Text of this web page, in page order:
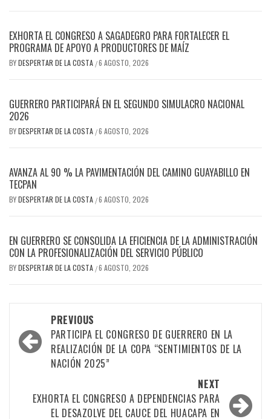
EXHORTA EL CONGRESO A SAGADEGRO PARA FORTALECER EL
PROGRAMA DE APOYO A PRODUCTORES DE MAÍZ
BYDESPERTAR DE LA COSTA /6 AGOSTO, 2026
GUERRERO PARTICIPARÁ EN EL SEGUNDO SIMULACRO NACIONAL
2026
BYDESPERTAR DE LA COSTA /6 AGOSTO, 2026
AVANZA AL 90 % LA PAVIMENTACIÓN DEL CAMINO GUAYABILLO EN
TECPAN
BYDESPERTAR DE LA COSTA /6 AGOSTO, 2026
EN GUERRERO SE CONSOLIDA LA EFICIENCIA DE LA ADMINISTRACIÓN
CON LA PROFESIONALIZACIÓN DEL SERVICIO PÚBLICO
BYDESPERTAR DE LA COSTA /6 AGOSTO, 2026
navigation
PREVIOUS
PARTICIPA EL CONGRESO DE GUERRERO EN LA
REALIZACIÓN DE LA COPA “SENTIMIENTOS DE LA
NACIÓN 2025”
NEXT
EXHORTA EL CONGRESO A DEPENDENCIAS PARA
EL DESAZOLVE DEL CAUCE DEL HUACAPA EN